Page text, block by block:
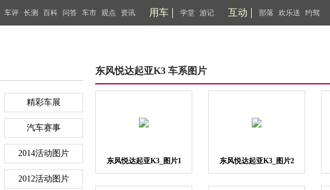
车评 长测 百科 问答 车市 观点 资讯 用车 学堂 游记 互动 部落 欢乐送 约驾
精彩车展
汽车赛事
2014活动图片
2012活动图片
东风悦达起亚K3 车系图片
东风悦达起亚K3_图片1 东风悦达起亚K3_图片2